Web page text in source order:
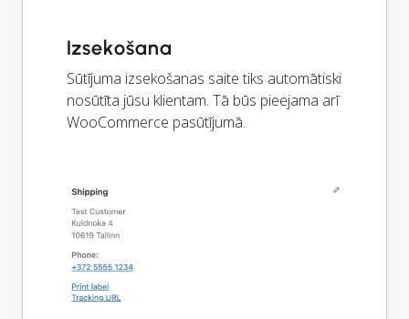
Izsekošana
Sūtījuma izsekošanas saite tiks automātiski
nosūtīta jūsu klientam. Tā būs pieejama arī
WooCommerce pasūtījumā.